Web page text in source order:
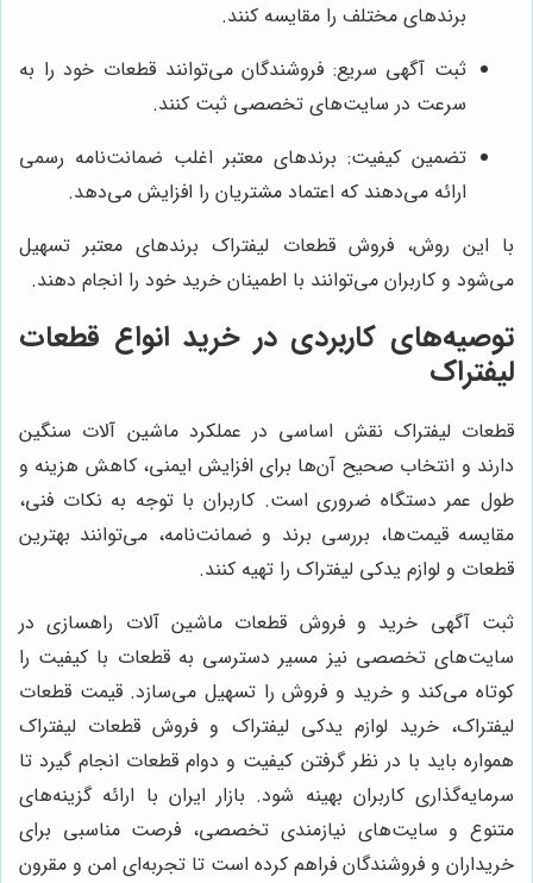
برندهای مختلف را مقایسه کنند.
ثبت آگهی سریع: فروشندگان می‌توانند قطعات خود را به
سرعت در سایت‌های تخصصی ثبت کنند.
تضمین کیفیت: برندهای معتبر اغلب ضمانت‌نامه رسمی
ارائه می‌دهند که اعتماد مشتریان را افزایش می‌دهد.
با این روش، فروش قطعات لیفتراک برندهای معتبر تسهیل
می‌شود و کاربران می‌توانند با اطمینان خرید خود را انجام دهند.
توصیه‌های کاربردی در خرید انواع قطعات
لیفتراک
قطعات لیفتراک نقش اساسی در عملکرد ماشین آلات سنگین
دارند و انتخاب صحیح آن‌ها برای افزایش ایمنی، کاهش هزینه و
طول عمر دستگاه ضروری است. کاربران با توجه به نکات فنی،
مقایسه قیمت‌ها، بررسی برند و ضمانت‌نامه، می‌توانند بهترین
قطعات و لوازم یدکی لیفتراک را تهیه کنند.
ثبت آگهی خرید و فروش قطعات ماشین آلات راهسازی در
سایت‌های تخصصی نیز مسیر دسترسی به قطعات با کیفیت را
کوتاه می‌کند و خرید و فروش را تسهیل می‌سازد. قیمت قطعات
لیفتراک، خرید لوازم یدکی لیفتراک و فروش قطعات لیفتراک
همواره باید با در نظر گرفتن کیفیت و دوام قطعات انجام گیرد تا
سرمایه‌گذاری کاربران بهینه شود. بازار ایران با ارائه گزینه‌های
متنوع و سایت‌های نیازمندی تخصصی، فرصت مناسبی برای
خریداران و فروشندگان فراهم کرده است تا تجربه‌ای امن و مقرون